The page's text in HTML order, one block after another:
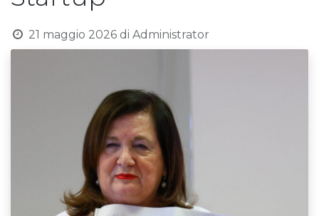
21 maggio 2026 di Administrator